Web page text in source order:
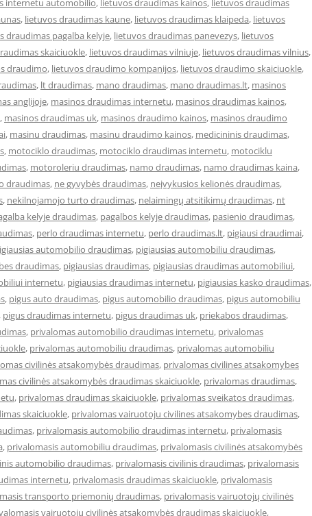
internetu automobilio, lietuvos draudimas kainos, lietuvos draudimas
, lietuvos draudimas kaune, lietuvos draudimas klaipeda, lietuvos
draudimas pagalba kelyje, lietuvos draudimas panevezys, lietuvos
skaiciuokle, lietuvos draudimas vilniuje, lietuvos draudimas vilnius,
draudimo, lietuvos draudimo kompanijos, lietuvos draudimo skaiciuokle,
, lt draudimas, mano draudimas, mano draudimas.lt, masinos
anglijoje, masinos draudimas internetu, masinos draudimas kainos,
, masinos draudimas uk, masinos draudimo kainos, masinos draudimo
, masinu draudimas, masinu draudimo kainos, medicininis draudimas,
, motociklo draudimas, motociklo draudimas internetu, motociklu
, motoroleriu draudimas, namo draudimas, namo draudimas kaina,
draudimas, ne gyvybės draudimas, neįvykusios kelionės draudimas,
, nekilnojamojo turto draudimas, nelaimingų atsitikimų draudimas, nt
kelyje draudimas, pagalbos kelyje draudimas, pasienio draudimas,
, perlo draudimas internetu, perlo draudimas.lt, pigiausi draudimai,
automobilio draudimas, pigiausias automobiliu draudimas,
draudimas, pigiausias draudimas, pigiausias draudimas automobiliui,
internetu, pigiausias draudimas internetu, pigiausias kasko draudimas,
, pigus auto draudimas, pigus automobilio draudimas, pigus automobiliu
, pigus draudimas internetu, pigus draudimas uk, priekabos draudimas,
, privalomas automobilio draudimas internetu, privalomas
, privalomas automobiliu draudimas, privalomas automobiliu
civilinės atsakomybės draudimas, privalomas civilines atsakomybes
civilinės atsakomybės draudimas skaiciuokle, privalomas draudimas,
, privalomas draudimas skaiciuokle, privalomas sveikatos draudimas,
skaiciuokle, privalomas vairuotoju civilines atsakomybes draudimas,
, privalomasis automobilio draudimas internetu, privalomasis
, privalomasis automobiliu draudimas, privalomasis civilinės atsakomybės
automobilio draudimas, privalomasis civilinis draudimas, privalomasis
internetu, privalomasis draudimas skaiciuokle, privalomasis
transporto priemonių draudimas, privalomasis vairuotojų civilinės
vairuotojų civilinės atsakomybės draudimas skaiciuokle,